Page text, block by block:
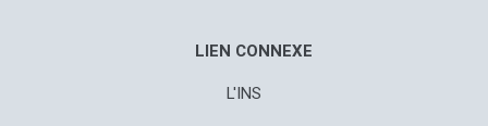
LIEN CONNEXE
L'INS